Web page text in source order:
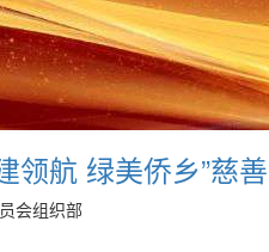
领航 绿美侨乡”慈
会组织部